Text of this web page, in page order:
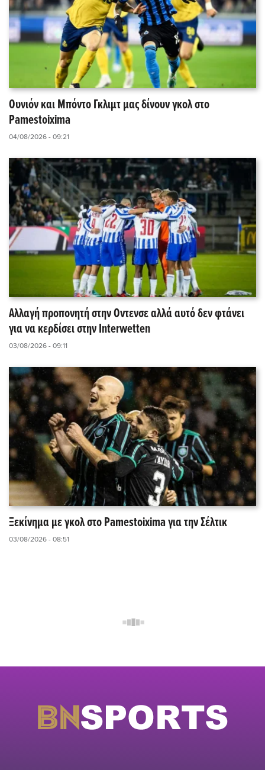
Ουνιόν και Μπόντο Γκλιμτ μας δίνουν γκολ στο
Pamestoixima
04/08/2026 - 09:21
Αλλαγή προπονητή στην Οντενσε αλλά αυτό δεν φτάνει
για να κερδίσει στην Interwetten
03/08/2026 - 09:11
Ξεκίνημα με γκολ στο Pamestoixima για την Σέλτικ
03/08/2026 - 08:51